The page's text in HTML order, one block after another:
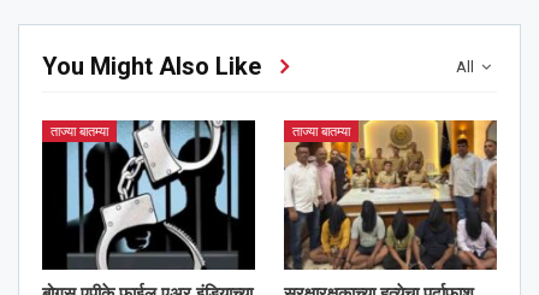
All
You Might Also Like
ताज्या बातम्या ताज्या बातम्या